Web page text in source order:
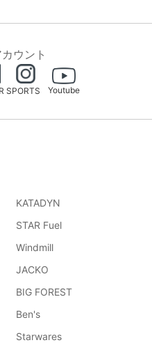
ウント
SPORTS Youtube
KATADYN
STAR Fuel
Windmill
JACKO
BIG FOREST
Ben's
Starwares